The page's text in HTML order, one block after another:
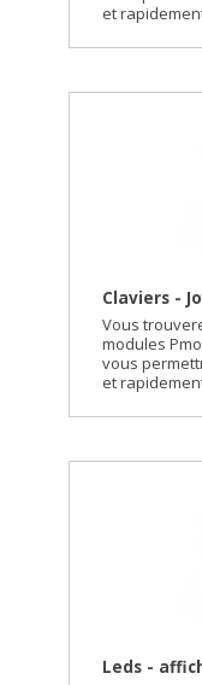
et
Claviers -
Vous
modules
vous
et
Leds -